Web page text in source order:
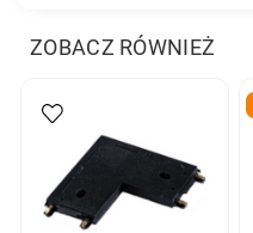
ZOBACZ RÓWNIEŻ